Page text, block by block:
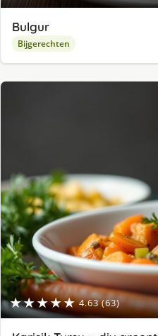
Bulgur
Bijgerechten
★★★★★ 4.63 (63)